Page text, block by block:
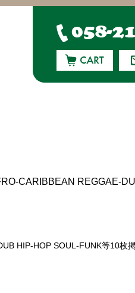
CARIBBEAN REGGAE-
HIP-HOP SOUL-FUNK等10枚